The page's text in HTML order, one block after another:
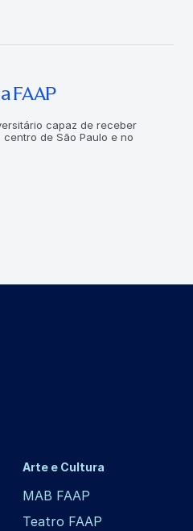
FAAP
capaz de receber
de São Paulo e no
Arte e Cultura
MAB FAAP
Teatro FAAP